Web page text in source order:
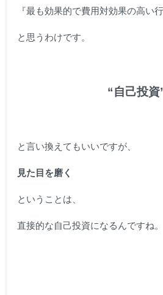
『最も効果的で費用対効果の高い行
と思うわけです。
“自己投資
と言い換えてもいいですが、
見た目を磨く
ということは、
直接的な自己投資になるんですね。